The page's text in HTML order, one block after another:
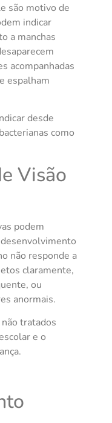
são motivo de
indicar
a manchas
acompanhadas
espalham
desde
como
Visão
podem
não responde a
claramente,
ou
anormais.
tratados
e o